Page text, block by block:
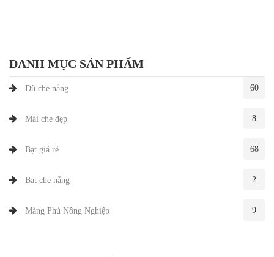
DANH MỤC SẢN PHẨM
Dù che nắng 60
Mái che đẹp 8
Bạt giá rẻ 68
Bạt che nắng 2
Màng Phủ Nông Nghiệp 9